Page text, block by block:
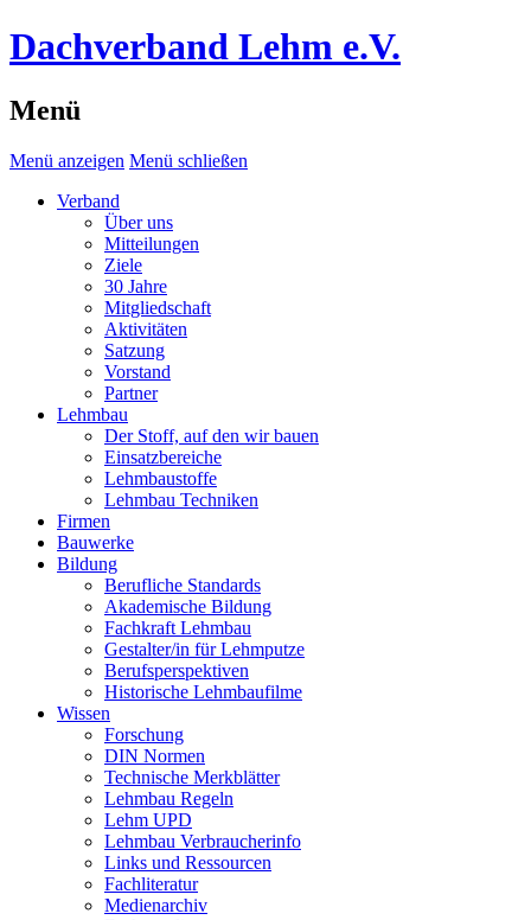
Dachverband Lehm e.V.
Menü
Menü anzeigen Menü schließen
Verband
Über uns
Mitteilungen
Ziele
30 Jahre
Mitgliedschaft
Aktivitäten
Satzung
Vorstand
Partner
Lehmbau
Der Stoff, auf den wir bauen
Einsatzbereiche
Lehmbaustoffe
Lehmbau Techniken
Firmen
Bauwerke
Bildung
Berufliche Standards
Akademische Bildung
Fachkraft Lehmbau
Gestalter/in für Lehmputze
Berufsperspektiven
Historische Lehmbaufilme
Wissen
Forschung
DIN Normen
Technische Merkblätter
Lehmbau Regeln
Lehm UPD
Lehmbau Verbraucherinfo
Links und Ressourcen
Fachliteratur
Medienarchiv